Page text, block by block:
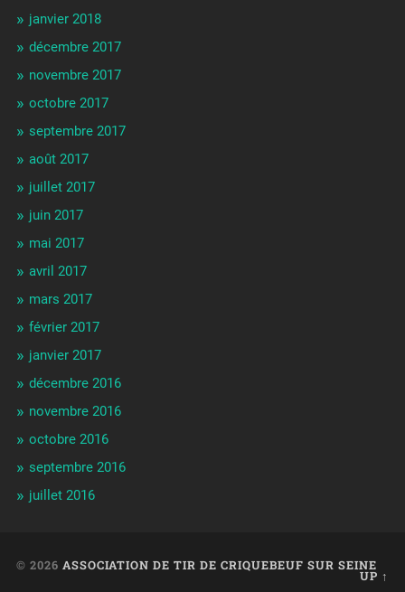
janvier 2018
décembre 2017
novembre 2017
octobre 2017
septembre 2017
août 2017
juillet 2017
juin 2017
mai 2017
avril 2017
mars 2017
février 2017
janvier 2017
décembre 2016
novembre 2016
octobre 2016
septembre 2016
juillet 2016
© 2026 ASSOCIATION DE TIR DE CRIQUEBEUF SUR SEINE
UP ↑